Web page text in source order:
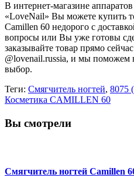
В интернет-магазине
«LoveNail» Вы можете купить
Camillen 60 недорого с
вопросы или Вы уже готовы
заказывайте товар прямо
@lovenail.russia, и мы поможем
выбор.
Теги: Смягчитель ногтей, 8075
Косметика CAMILLEN 60
Вы смотрели
Смягчитель ногтей Camillen